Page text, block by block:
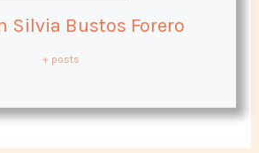
Silvia Bustos Forero
+ posts